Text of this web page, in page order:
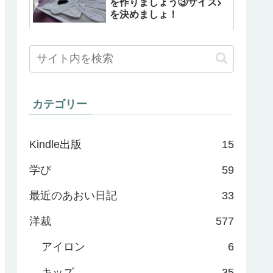
を作りましょう③サイズ
を決めましょ！
カテゴリー
Kindle出版 15
学び 59
最近のあおい日記 33
洋裁 577
アイロン 6